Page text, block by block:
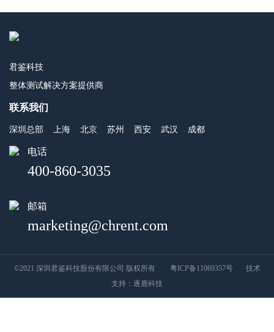
君鉴科技
整体测试解决方案提供商
联系我们
深圳总部 上海 北京 苏州 西安 武汉 成都
电话
400-860-3035
邮箱
marketing@chrent.com
©2021 深圳君鉴科技股份有限公司 版权所有 粤ICP备11069357号技术
支持： 逐鹿科技